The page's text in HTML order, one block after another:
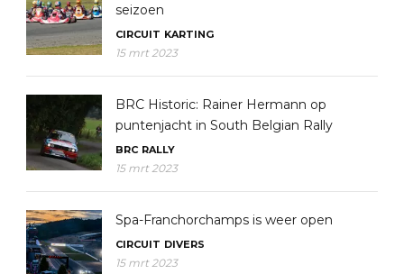
seizoen
CIRCUIT KARTING
15 mrt 2023
BRC Historic: Rainer Hermann op
puntenjacht in South Belgian Rally
BRC RALLY
15 mrt 2023
Spa-Franchorchamps is weer open
CIRCUIT DIVERS
15 mrt 2023